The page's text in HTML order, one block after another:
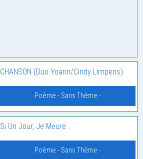
CHANSON (Duo Yoann/Cindy Limpens)
Poème - Sans Thème -
Si Un Jour, Je Meure…
Poème - Sans Thème -